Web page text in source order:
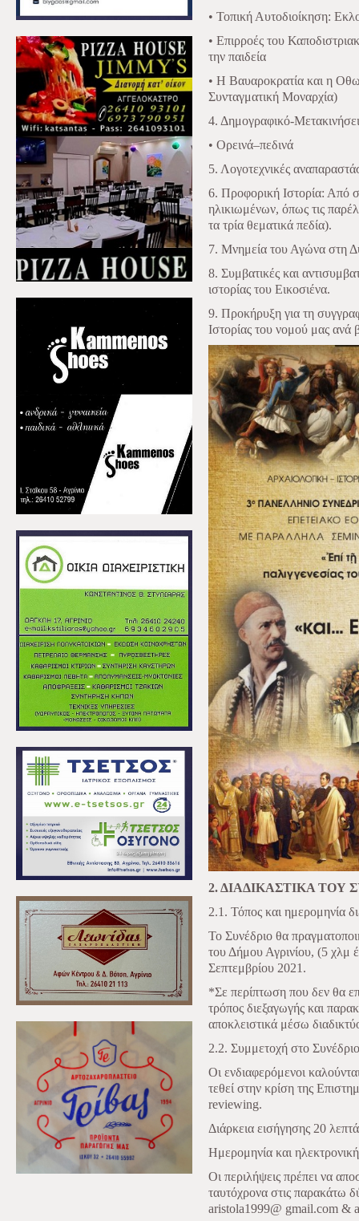
• Τοπική Αυτοδιοίκηση:
• Επιρροές του
την παιδεία
• Η Βαυαροκρατία και η
Συνταγματική Μοναρχία)
4. Δημογραφικό-
• Ορεινά–πεδινά
5. Λογοτεχνικές
6. Προφορική Ιστορία: Από
ηλικιωμένων, όπως τις
τα τρία θεματικά πεδία).
7. Μνημεία του Αγώνα στη
8. Συμβατικές και
ιστορίας του Εικοσιένα.
9. Προκήρυξη για τη
Ιστορίας του νομού μας ανά
2. ΔΙΑΔΙΚΑΣΤΙΚΑ ΤΟΥ
2.1. Τόπος και ημερομηνία
Το Συνέδριο θα
του Δήμου Αγρινίου, (5 χλμ
Σεπτεμβρίου 2021.
*Σε περίπτωση που δεν θα
τρόπος διεξαγωγής και
αποκλειστικά μέσω
2.2. Συμμετοχή στο
Οι ενδιαφερόμενοι
τεθεί στην κρίση της
reviewing.
Διάρκεια εισήγησης 20
Ημερομηνία και
Οι περιλήψεις πρέπει να
ταυτόχρονα στις παρακάτω
aristola1999@ gmail.com &